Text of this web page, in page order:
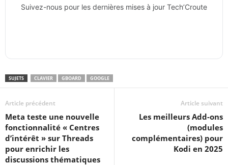
Suivez-nous pour les dernières mises à jour Tech’Croute
SUJETS CLAVIER GBOARD GOOGLE
Article précédent
Meta teste une nouvelle
fonctionnalité « Centres
d’intérêt » sur Threads
pour enrichir les
discussions thématiques
Article suivant
Les meilleurs Add-ons
(modules
complémentaires) pour
Kodi en 2025